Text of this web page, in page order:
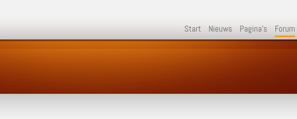
Start Nieuws Pagina's Forum